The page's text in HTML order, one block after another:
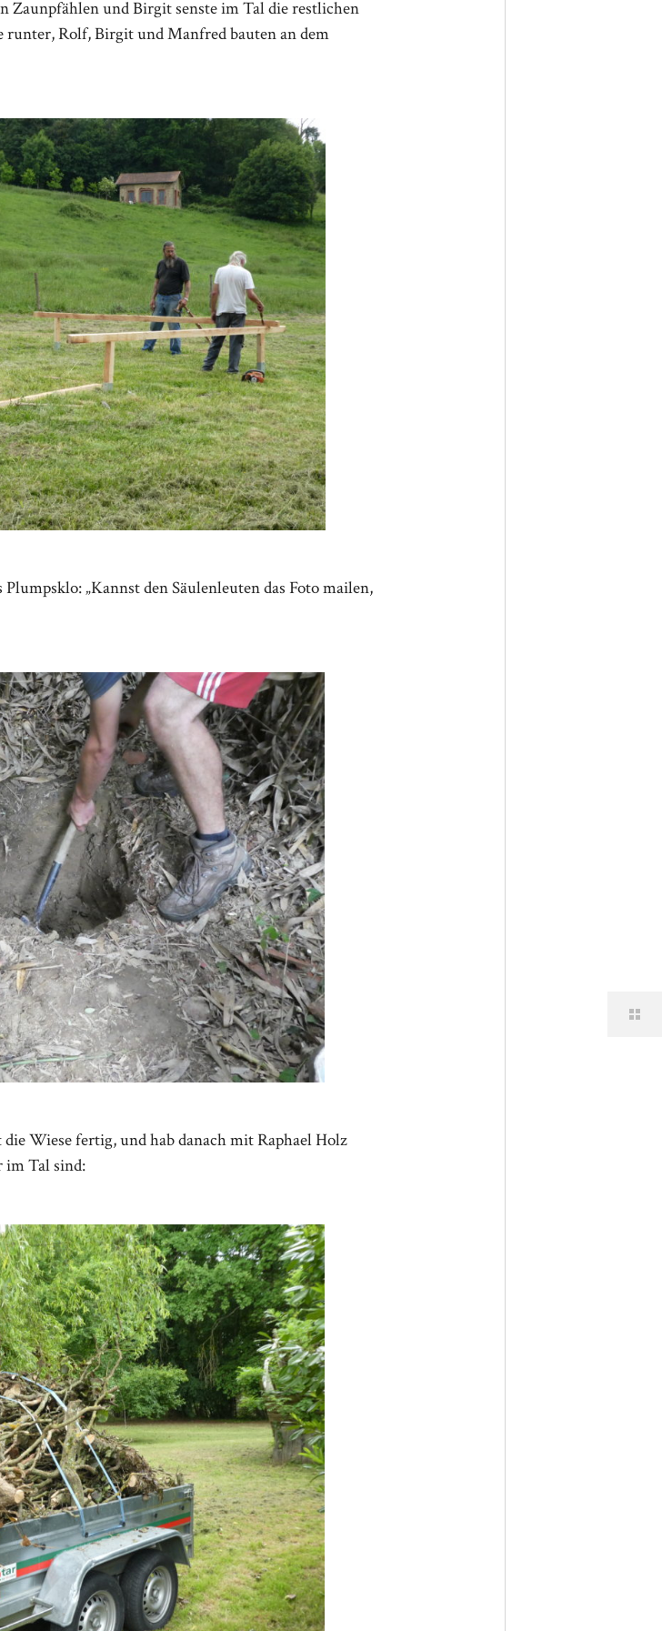
Zaunpfählen und Birgit senste im Tal die restlichen
runter, Rolf, Birgit und Manfred bauten an dem
„Kannst den Säulenleuten das Foto mailen,
Wiese fertig, und hab danach mit Raphael Holz
im Tal sind: